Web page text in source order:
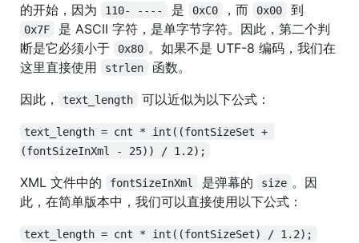
的开始，因为
110- ---- 是 0xC0 ，而 0x00 到
0x7F
是 ASCII 字符，是单字节字符。因此，第二个判
断是它必须小于
0x80 。如果不是 UTF-8 编码，我们在
这里直接使用
strlen
函数。
因此，
text_length 可以近似为以下公式：
text_length = cnt * int((fontSizeSet +
(fontSizeInXml - 25)) / 1.2);
XML 文件中的 fontSizeInXml 是弹幕的 size 。因
此，在简单版本中，我们可以直接使用以下公式：
text_length = cnt * int((fontSizeSet) / 1.2);